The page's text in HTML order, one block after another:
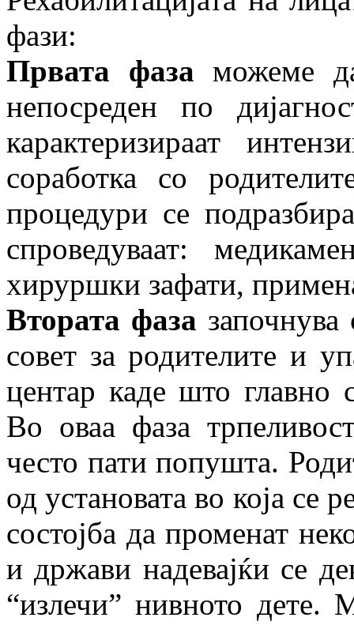
фази:
Првата фаза можеме
непосреден по
карактеризираат
соработка со
процедури се
спроведуваат:
хируршки зафати,
Втората фаза
совет за родителите и
центар каде што главно
Во оваа фаза
често пати попушта.
од установата во која се
состојба да променат
и држави надевајќи се
“излечи” нивното дете.